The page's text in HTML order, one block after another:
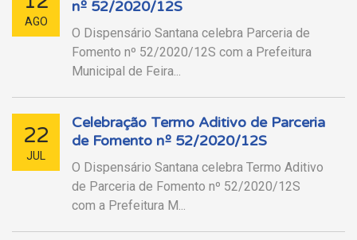
AGO
nº 52/2020/12S
O Dispensário Santana celebra Parceria de
Fomento nº 52/2020/12S com a Prefeitura
Municipal de Feira...
22
JUL
Celebração Termo Aditivo de Parceria
de Fomento nº 52/2020/12S
O Dispensário Santana celebra Termo Aditivo
de Parceria de Fomento nº 52/2020/12S
com a Prefeitura M...